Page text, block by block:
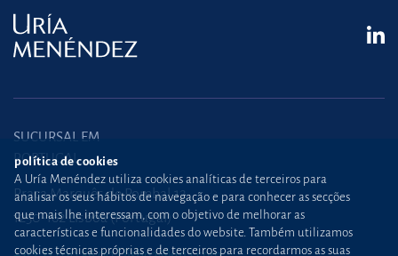
SUCURSAL EM
PORTUGAL
Praça Marquês de Pombal,12
1250-162 Lisboa (Portugal)
política de cookies
A Uría Menéndez utiliza cookies analíticas de terceiros para
analisar os seus hábitos de navegação e para conhecer as secções
que mais lhe interessam, com o objetivo de melhorar as
características e funcionalidades do website. Também utilizamos
cookies técnicas próprias e de terceiros para recordarmos as suas